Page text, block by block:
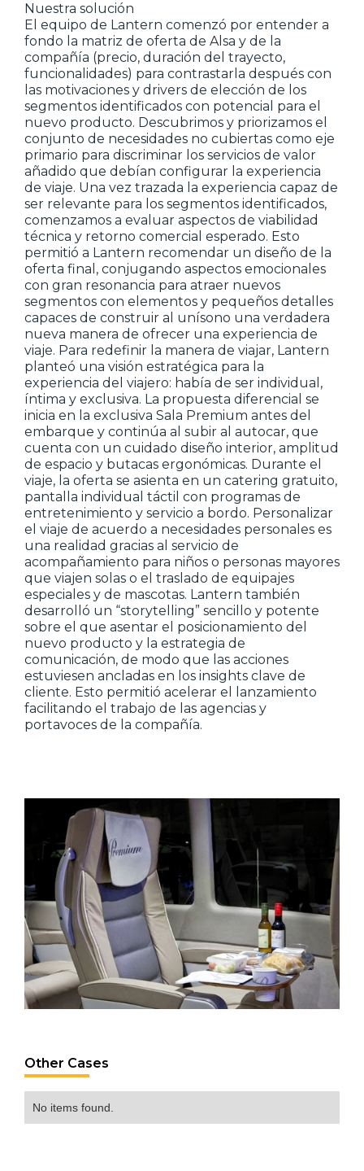
Nuestra solución
El equipo de Lantern comenzó por entender a
fondo la matriz de oferta de Alsa y de la
compañía (precio, duración del trayecto,
funcionalidades) para contrastarla después con
las motivaciones y drivers de elección de los
segmentos identificados con potencial para el
nuevo producto. Descubrimos y priorizamos el
conjunto de necesidades no cubiertas como eje
primario para discriminar los servicios de valor
añadido que debían configurar la experiencia
de viaje. Una vez trazada la experiencia capaz de
ser relevante para los segmentos identificados,
comenzamos a evaluar aspectos de viabilidad
técnica y retorno comercial esperado. Esto
permitió a Lantern recomendar un diseño de la
oferta final, conjugando aspectos emocionales
con gran resonancia para atraer nuevos
segmentos con elementos y pequeños detalles
capaces de construir al unísono una verdadera
nueva manera de ofrecer una experiencia de
viaje. Para redefinir la manera de viajar, Lantern
planteó una visión estratégica para la
experiencia del viajero: había de ser individual,
íntima y exclusiva. La propuesta diferencial se
inicia en la exclusiva Sala Premium antes del
embarque y continúa al subir al autocar, que
cuenta con un cuidado diseño interior, amplitud
de espacio y butacas ergonómicas. Durante el
viaje, la oferta se asienta en un catering gratuito,
pantalla individual táctil con programas de
entretenimiento y servicio a bordo. Personalizar
el viaje de acuerdo a necesidades personales es
una realidad gracias al servicio de
acompañamiento para niños o personas mayores
que viajen solas o el traslado de equipajes
especiales y de mascotas. Lantern también
desarrolló un “storytelling” sencillo y potente
sobre el que asentar el posicionamiento del
nuevo producto y la estrategia de
comunicación, de modo que las acciones
estuviesen ancladas en los insights clave de
cliente. Esto permitió acelerar el lanzamiento
facilitando el trabajo de las agencias y
portavoces de la compañía.
Other Cases
No items found.